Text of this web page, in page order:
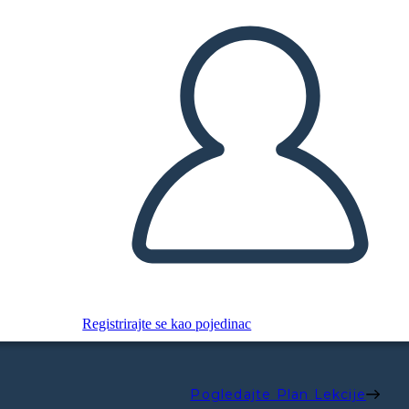
Registrirajte se kao pojedinac
Pogledajte Plan Lekcije